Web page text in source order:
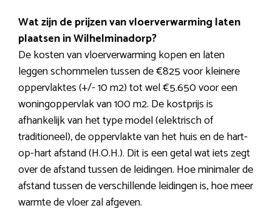
Wat zijn de prijzen van vloerverwarming laten
plaatsen in Wilhelminadorp?
De kosten van vloerverwarming kopen en laten
leggen schommelen tussen de €825 voor kleinere
oppervlaktes (+/- 10 m2) tot wel €5.650 voor een
woningoppervlak van 100 m2. De kostprijs is
afhankelijk van het type model (elektrisch of
traditioneel), de oppervlakte van het huis en de hart-
op-hart afstand (H.O.H.). Dit is een getal wat iets zegt
over de afstand tussen de leidingen. Hoe minimaler de
afstand tussen de verschillende leidingen is, hoe meer
warmte de vloer zal afgeven.